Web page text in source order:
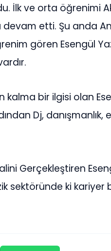
İlk ve orta öğrenimi
etti. Şu anda
gören Esengül
bir ilgisi olan
Dj,
Gerçekleştiren
sektöründe ki kariyer